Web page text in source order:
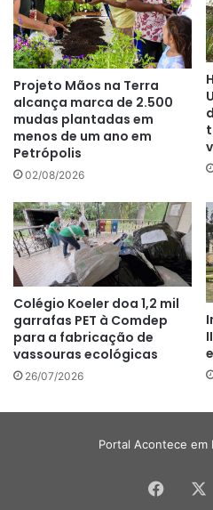
Projeto Mãos na Terra
alcança marca de 2.500
mudas plantadas em
menos de um ano em
Petrópolis
02/08/2026
Colégio Koeler doa 1,2 mil
garrafas PET à Comdep
para a fabricação de
vassouras ecológicas
26/07/2026
Portal Acontece em